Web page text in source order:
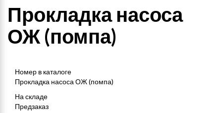
Прокладка насоса
ОЖ (помпа)
Номер в каталоге
Прокладка насоса ОЖ (помпа)
На складе
Предзаказ